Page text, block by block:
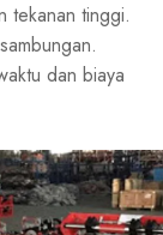
tekanan tinggi.
dan biaya